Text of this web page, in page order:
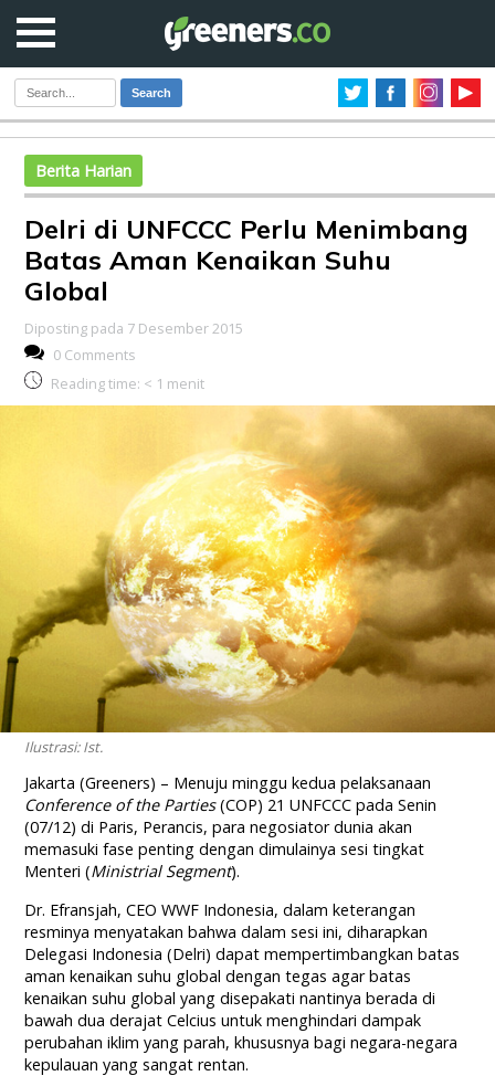
Search
Berita Harian
Delri di UNFCCC Perlu Menimbang
Batas Aman Kenaikan Suhu
Global
Diposting pada 7 Desember 2015
0 Comments
Reading time: < 1 menit
Ilustrasi: Ist.
Jakarta (Greeners) – Menuju minggu kedua pelaksanaan
Conference of the Parties(COP) 21 UNFCCC pada Senin
(07/12) di Paris, Perancis, para negosiator dunia akan
memasuki fase penting dengan dimulainya sesi tingkat
Menteri (Ministrial Segment).
Dr. Efransjah, CEO WWF Indonesia, dalam keterangan
resminya menyatakan bahwa dalam sesi ini, diharapkan
Delegasi Indonesia (Delri) dapat mempertimbangkan batas
aman kenaikan suhu global dengan tegas agar batas
kenaikan suhu global yang disepakati nantinya berada di
bawah dua derajat Celcius untuk menghindari dampak
perubahan iklim yang parah, khususnya bagi negara-negara
kepulauan yang sangat rentan.